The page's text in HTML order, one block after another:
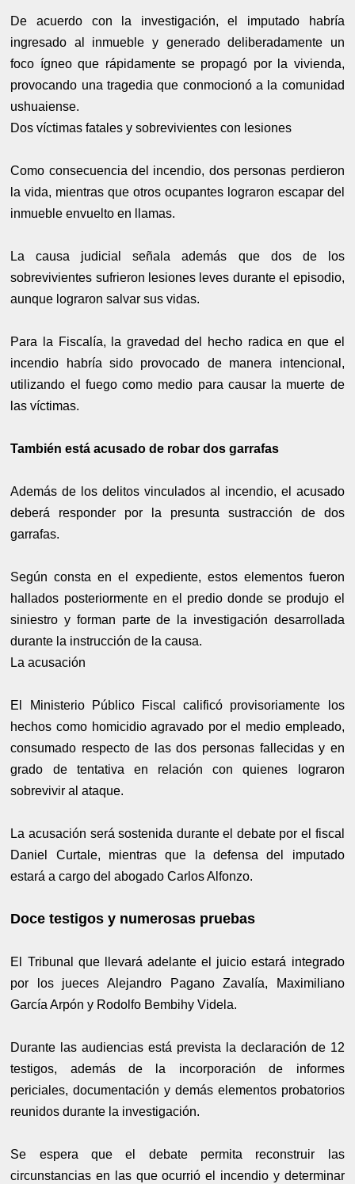
De acuerdo con la investigación, el imputado habría
ingresado al inmueble y generado deliberadamente un
foco ígneo que rápidamente se propagó por la vivienda,
provocando una tragedia que conmocionó a la comunidad
ushuaiense.
Dos víctimas fatales y sobrevivientes con lesiones
Como consecuencia del incendio, dos personas perdieron
la vida, mientras que otros ocupantes lograron escapar del
inmueble envuelto en llamas.
La causa judicial señala además que dos de los
sobrevivientes sufrieron lesiones leves durante el episodio,
aunque lograron salvar sus vidas.
Para la Fiscalía, la gravedad del hecho radica en que el
incendio habría sido provocado de manera intencional,
utilizando el fuego como medio para causar la muerte de
las víctimas.
También está acusado de robar dos garrafas
Además de los delitos vinculados al incendio, el acusado
deberá responder por la presunta sustracción de dos
garrafas.
Según consta en el expediente, estos elementos fueron
hallados posteriormente en el predio donde se produjo el
siniestro y forman parte de la investigación desarrollada
durante la instrucción de la causa.
La acusación
El Ministerio Público Fiscal calificó provisoriamente los
hechos como homicidio agravado por el medio empleado,
consumado respecto de las dos personas fallecidas y en
grado de tentativa en relación con quienes lograron
sobrevivir al ataque.
La acusación será sostenida durante el debate por el fiscal
Daniel Curtale, mientras que la defensa del imputado
estará a cargo del abogado Carlos Alfonzo.
Doce testigos y numerosas pruebas
El Tribunal que llevará adelante el juicio estará integrado
por los jueces Alejandro Pagano Zavalía, Maximiliano
García Arpón y Rodolfo Bembihy Videla.
Durante las audiencias está prevista la declaración de 12
testigos, además de la incorporación de informes
periciales, documentación y demás elementos probatorios
reunidos durante la investigación.
Se espera que el debate permita reconstruir las
circunstancias en las que ocurrió el incendio y determinar